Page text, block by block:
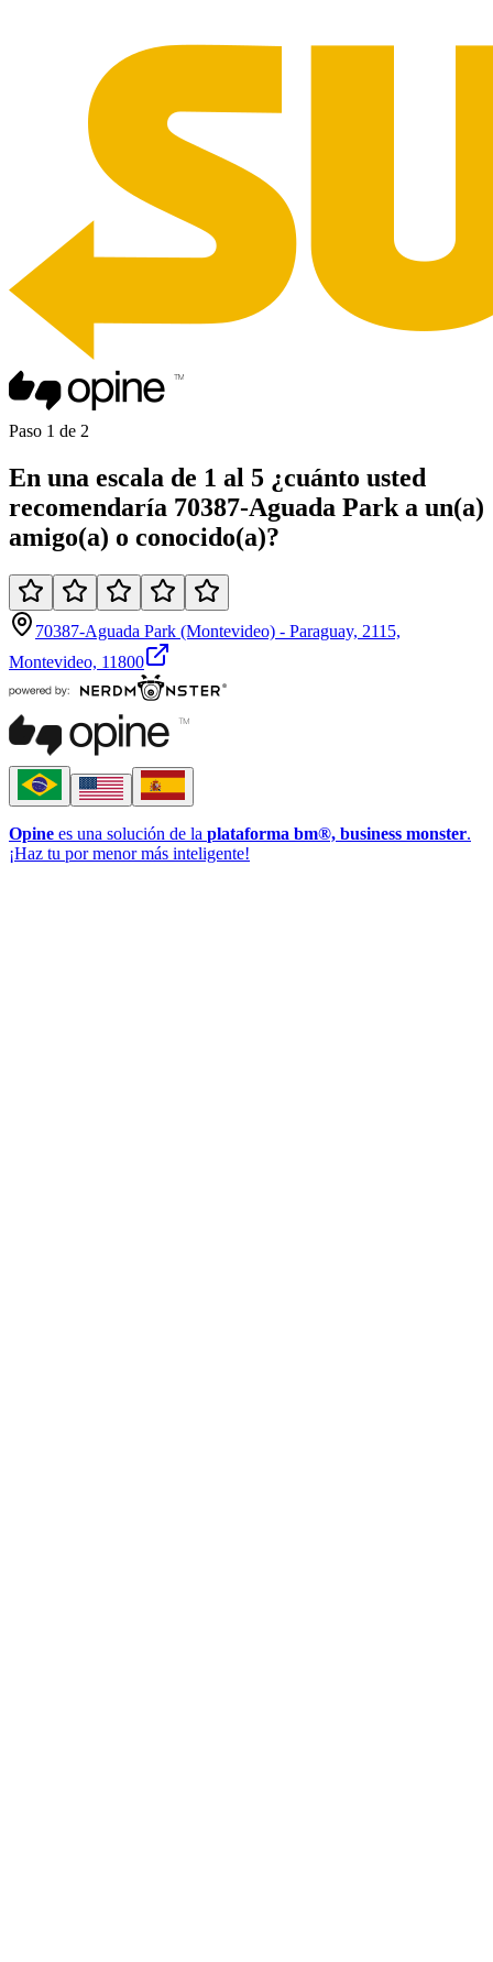
Paso 1 de 2
En una escala de 1 al 5 ¿cuánto usted
recomendaría 70387-Aguada Park a un(a)
amigo(a) o conocido(a)?
70387-Aguada Park (Montevideo) - Paraguay, 2115,
Montevideo, 11800
Opine es una solución de la plataforma bm®, business monster.
¡Haz tu por menor más inteligente!